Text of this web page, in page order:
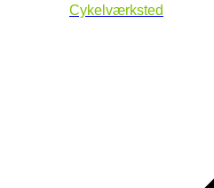
Cykelværksted